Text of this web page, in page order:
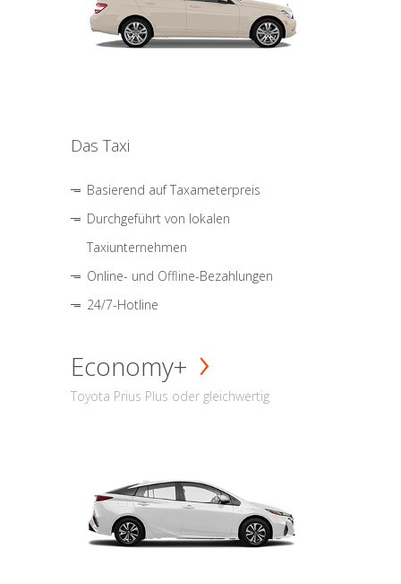
Das Taxi
Basierend auf Taxameterpreis
Durchgeführt von lokalen
Taxiunternehmen
Online- und Offline-Bezahlungen
24/7-Hotline
Economy+
Toyota Prius Plus oder gleichwertig